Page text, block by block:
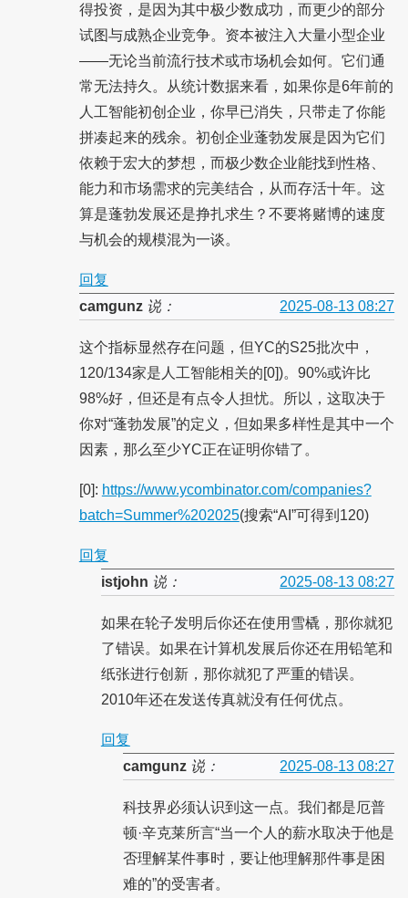
得投资，是因为其中极少数成功，而更少的部分
试图与成熟企业竞争。资本被注入大量小型企业
——无论当前流行技术或市场机会如何。它们通
常无法持久。从统计数据来看，如果你是6年前的
人工智能初创企业，你早已消失，只带走了你能
拼凑起来的残余。初创企业蓬勃发展是因为它们
依赖于宏大的梦想，而极少数企业能找到性格、
能力和市场需求的完美结合，从而存活十年。这
算是蓬勃发展还是挣扎求生？不要将赌博的速度
与机会的规模混为一谈。
回复
camgunz说： 2025-08-13 08:27
这个指标显然存在问题，但YC的S25批次中，
120/134家是人工智能相关的[0])。90%或许比
98%好，但还是有点令人担忧。所以，这取决于
你对“蓬勃发展”的定义，但如果多样性是其中一个
因素，那么至少YC正在证明你错了。
[0]: https://www.ycombinator.com/companies?
batch=Summer%202025(搜索“AI”可得到120)
回复
istjohn 说： 2025-08-13 08:27
如果在轮子发明后你还在使用雪橇，那你就犯
了错误。如果在计算机发展后你还在用铅笔和
纸张进行创新，那你就犯了严重的错误。
2010年还在发送传真就没有任何优点。
回复
camgunz说： 2025-08-13 08:27
科技界必须认识到这一点。我们都是厄普
顿·辛克莱所言“当一个人的薪水取决于他是
否理解某件事时，要让他理解那件事是困
难的”的受害者。